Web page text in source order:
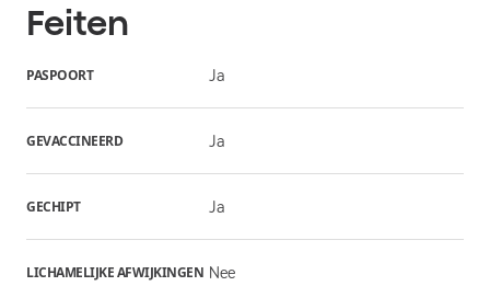
Feiten
PASPOORT Ja
GEVACCINEERD Ja
GECHIPT Ja
LICHAMELIJKE AFWIJKINGEN Nee